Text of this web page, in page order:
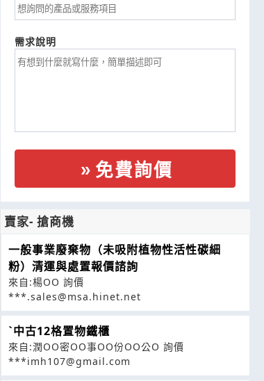
需求說明
免費詢價
賣家- 搶商機
一般事業廢棄物（未吸附植物性活性碳細
粉）清運與處置報價諮詢
來自:楊OO 詢價
***.sales@msa.hinet.net
ˋ中古12格置物鐵櫃
來自:潤OO密OO事OO份OO公O 詢價
***imh107@gmail.com